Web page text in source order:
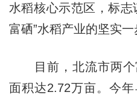
水稻核心示范区，标
富硒”水稻产业的坚实一
目前，北流市两个
面积达2.72万亩。今